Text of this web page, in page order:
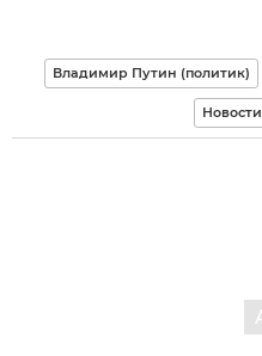
Владимир Путин (политик)
Новости